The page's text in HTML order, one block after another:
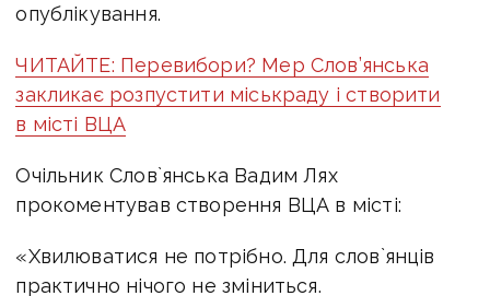
опублікування.
ЧИТАЙТЕ: Перевибори? Мер Слов’янська
закликає розпустити міськраду і створити
в місті ВЦА
Очільник Слов`янська Вадим Лях
прокоментував створення ВЦА в місті:
«Хвилюватися не потрібно. Для слов`янців
практично нічого не зміниться.